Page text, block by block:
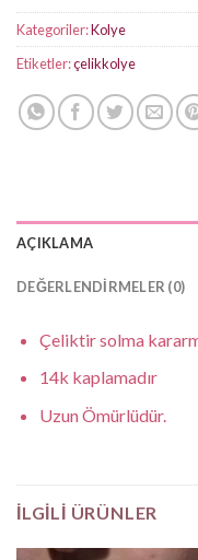
Kategoriler:Kolye
Etiketler:çelikkolye
AÇIKLAMA
DEĞERLENDIRMELER (0)
Çeliktir solma
14k kaplamadır
Uzun Ömürlüdür.
İLGILI ÜRÜNLER